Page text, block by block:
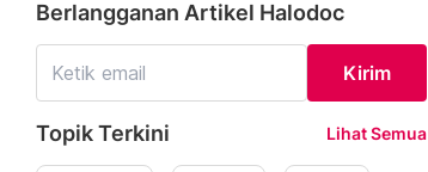
Berlangganan Artikel Halodoc
Kirim
Topik Terkini Lihat Semua